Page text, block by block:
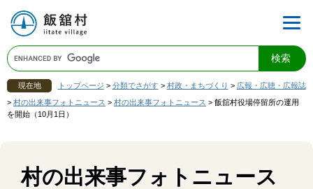
現在地 トップページ > 分類でさがす > 村政・まちづくり > 広報・広聴・広報誌
> 村の出来事フォトニュース > 村の出来事フォトニュース > 飯舘村役場停留所の運用
を開始（10月1日）
村の出来事フォトニュース